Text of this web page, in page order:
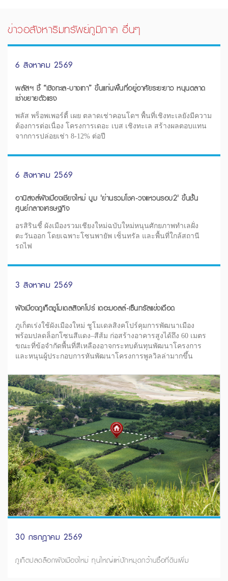
ข่าวอสังหาริมทรัพย์ภูมิภาค อื่นๆ
6 สิงหาคม 2569
พลัสฯ ชี้ “เชิงทะเล-บางเทา” ขึ้นแท่นพื้นที่อยู่อาศัยระยะยาว หนุนตลาด
เช่าขยายตัวแรง
พลัส พร็อพเพอร์ตี้ เผย ตลาดเช่าคอนโดฯ พื้นที่เชิงทะเลยังมีความ
ต้องการต่อเนื่อง โครงการเดอะ เบส เชิงทะเล สร้างผลตอบแทน
จากการปล่อยเช่า 8-12% ต่อปี
6 สิงหาคม 2569
อานิสงส์ผังเมืองเชียงใหม่ บูม 'ย่านรวมโชค-วงแหวนรอบ2' ขึ้นชั้น
ศูนย์กลางเศรษฐกิจ
อรสิรินชี้ ผังเมืองรวมเชียงใหม่ฉบับใหม่หนุนศักยภาพทำเลฝั่ง
ตะวันออก โดยเฉพาะโซนพายัพ เซ็นทรัล และพื้นที่ใกล้สถานี
รถไฟ
3 สิงหาคม 2569
ผังเมืองภูเก็ตชูโมเดลสิงคโปร์ เดอะมอลล์-เซ็นทรัลแข่งเดือด
ภูเก็ตเร่งใช้ผังเมืองใหม่ ชูโมเดลสิงคโปร์คุมการพัฒนาเมือง
พร้อมปลดล็อกโซนสีแดง–สีส้ม ก่อสร้างอาคารสูงได้ถึง 60 เมตร
ขณะที่ข้อจำกัดพื้นที่สีเหลืองอาจกระทบต้นทุนพัฒนาโครงการ
และหนุนผู้ประกอบการหันพัฒนาโครงการพูลวิลล่ามากขึ้น
30 กรกฎาคม 2569
ภูเก็ตปลดล็อกผังเมืองใหม่ ทุนใหญ่แห่ปักหมุดกว้านซื้อที่ดินเพิ่ม